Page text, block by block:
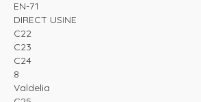
EN-71
DIRECT USINE
C22
C23
C24
8
Valdelia